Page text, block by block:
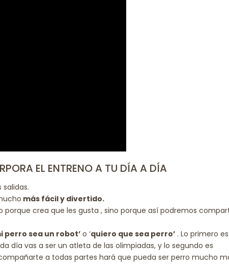
EL ENTRENO A TU DÍA A DÍA
salidas.
más fácil y divertido.
porque crea que les gusta , sino porque así podremos
perro sea un robot’ o ‘quiero que sea perro’ . Lo primero es
día vas a ser un atleta de las olimpiadas, y lo segundo es
a todas partes hará que pueda ser perro mucho